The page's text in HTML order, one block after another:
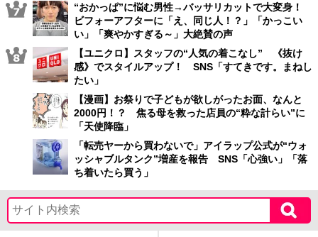
“おかっぱ”に悩む男性→バッサリカットで大変身！
ビフォーアフターに「え、同じ人！？」「かっこい
い」「爽やかすぎる～」大絶賛の声
【ユニクロ】スタッフの“人気の着こなし” 《抜け
感》でスタイルアップ！ SNS「すてきです。まねし
たい」
【漫画】お祭りで子どもが欲しがったお面、なんと
2000円！？ 焦る母を救った店員の“粋な計らい”に
「天使降臨」
「転売ヤーから買わないで」アイラップ公式が“ウォ
ッシャブルタンク”増産を報告 SNS「心強い」「落
ち着いたら買う」